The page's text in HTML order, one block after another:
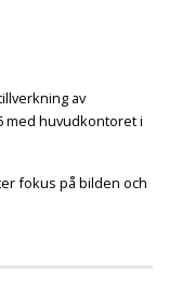
av
med huvudkontoret i
fokus på bilden och